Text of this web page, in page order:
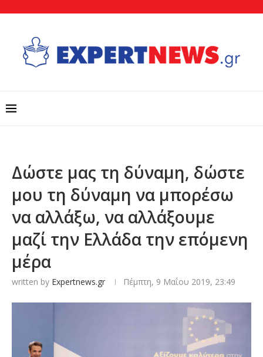
Δώστε μας τη δύναμη, δώστε
μου τη δύναμη να μπορέσω
να αλλάξω, να αλλάξουμε
μαζί την Ελλάδα την επόμενη
μέρα
written by Expertnews.gr Πέμπτη, 9 Μαΐου 2019, 23:49